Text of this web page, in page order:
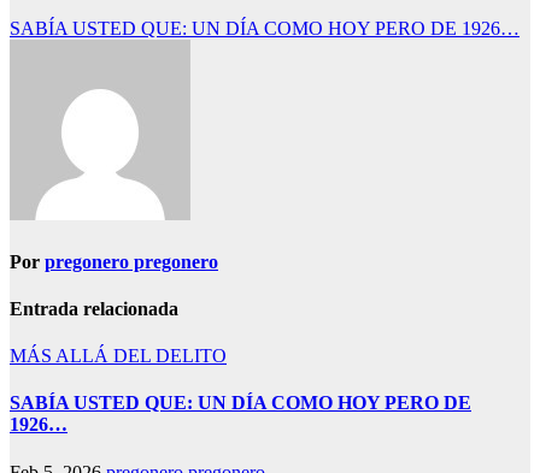
Navegación
entradas
SABÍA USTED QUE: UN DÍA COMO HOY PERO DE 1926…
Por pregonero pregonero
Entrada relacionada
MÁS ALLÁ DEL DELITO
SABÍA USTED QUE: UN DÍA COMO HOY PERO DE
1926…